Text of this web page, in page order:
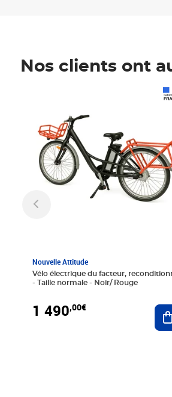
Nos clients ont
Nouvelle Attitude
Vélo électrique du facteur,
- Taille normale - Noir/ Rouge
1 490,00€